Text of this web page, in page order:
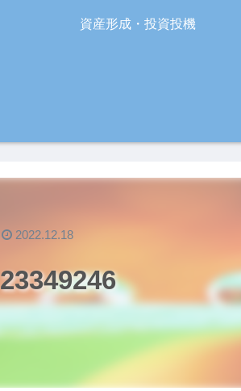
資産形成・投資投機
23349246
2022.12.18